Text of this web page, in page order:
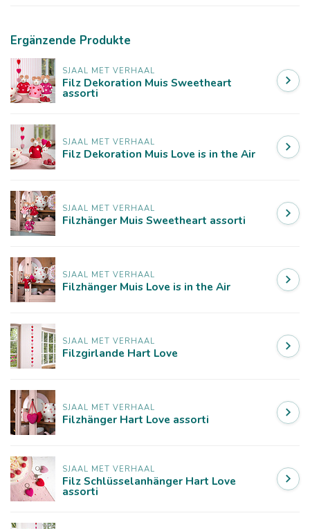
Ergänzende Produkte
SJAAL MET VERHAAL
Filz Dekoration Muis Sweetheart
assorti
SJAAL MET VERHAAL
Filz Dekoration Muis Love is in the Air
SJAAL MET VERHAAL
Filzhänger Muis Sweetheart assorti
SJAAL MET VERHAAL
Filzhänger Muis Love is in the Air
SJAAL MET VERHAAL
Filzgirlande Hart Love
SJAAL MET VERHAAL
Filzhänger Hart Love assorti
SJAAL MET VERHAAL
Filz Schlüsselanhänger Hart Love
assorti